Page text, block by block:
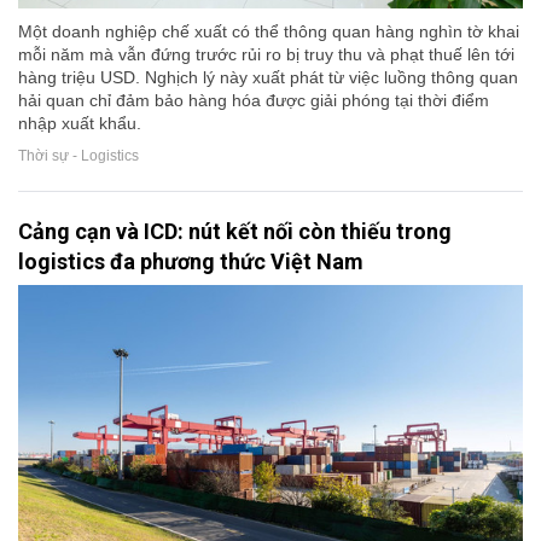
Một doanh nghiệp chế xuất có thể thông quan hàng nghìn tờ khai
mỗi năm mà vẫn đứng trước rủi ro bị truy thu và phạt thuế lên tới
hàng triệu USD. Nghịch lý này xuất phát từ việc luồng thông quan
hải quan chỉ đảm bảo hàng hóa được giải phóng tại thời điểm
nhập xuất khẩu.
Thời sự - Logistics
Cảng cạn và ICD: nút kết nối còn thiếu trong
logistics đa phương thức Việt Nam